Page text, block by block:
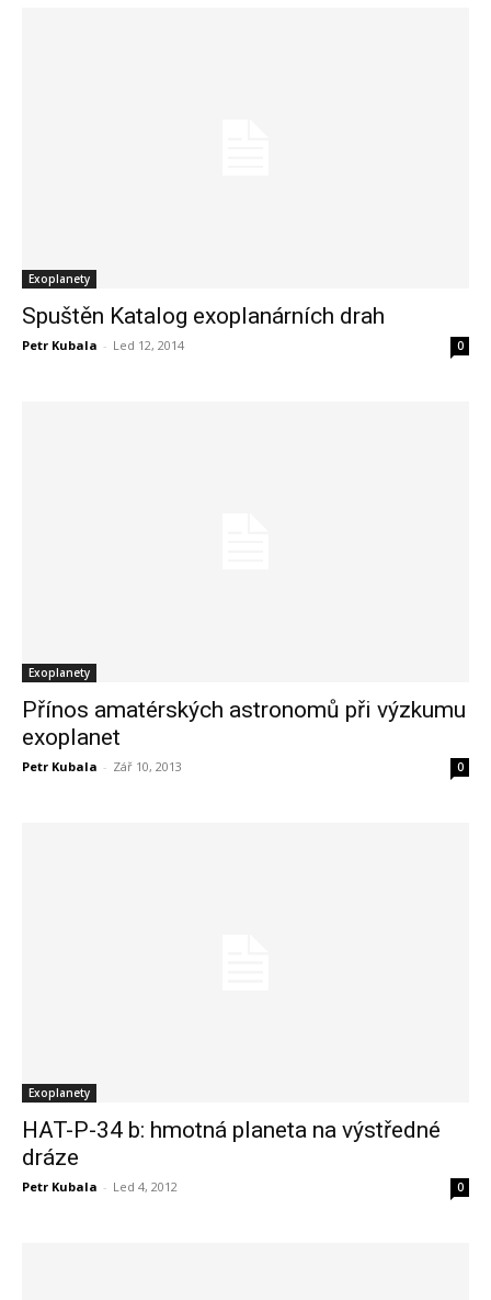
Exoplanety
Spuštěn Katalog exoplanárních drah
Petr Kubala - Led 12, 2014 0
Exoplanety
Přínos amatérských astronomů při výzkumu
exoplanet
Petr Kubala - Zář 10, 2013 0
Exoplanety
HAT-P-34 b: hmotná planeta na výstředné
dráze
Petr Kubala - Led 4, 2012 0